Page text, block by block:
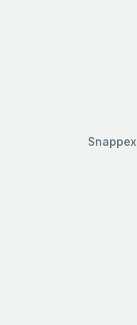
Snappex